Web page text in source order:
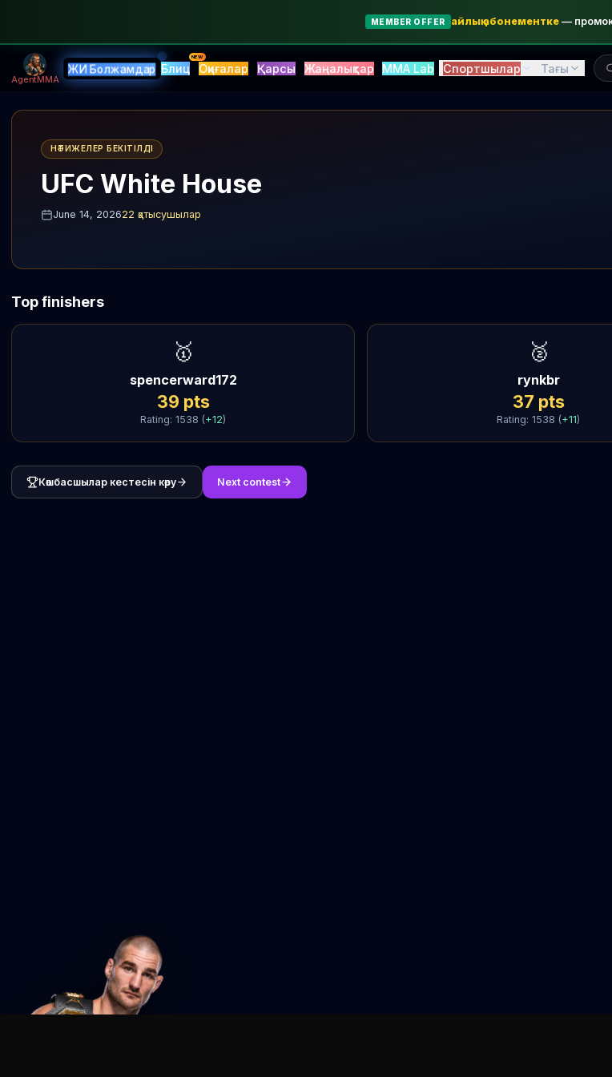
MEMBER OFFER айлық абонементке —
AgentMMA
ЖИ Болжамдар Блиц
NEW
Оқиғалар Қарсы Жаңалықтар MMA Lab Спортшылар Тағы
НӘТИЖЕЛЕР БЕКІТІЛДІ
UFC White House
June 14, 202622 қатысушылар
Top finishers
🥇
spencerward172
39 pts
Rating:1538 (+12)
🥈
rynkbr
37 pts
Rating: 1538 (+11)
Көшбасшылар кестесін көру Next contest